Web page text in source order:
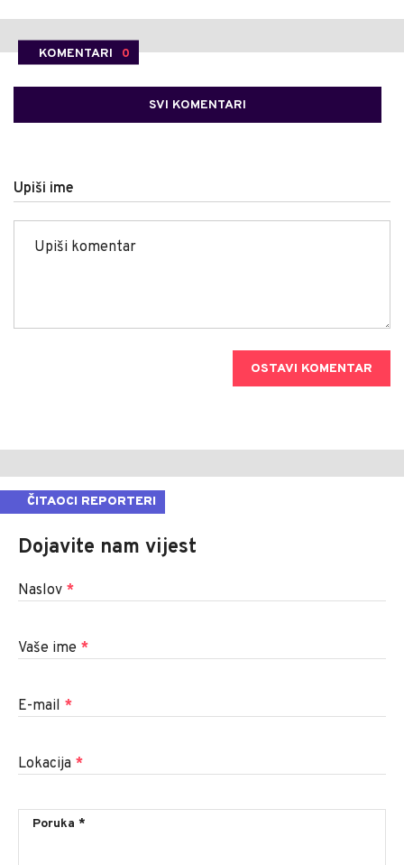
KOMENTARI 0
SVI KOMENTARI
Upiši ime
OSTAVI KOMENTAR
ČITAOCI REPORTERI
Dojavite nam vijest
Naslov *
Vaše ime *
E-mail *
Lokacija *